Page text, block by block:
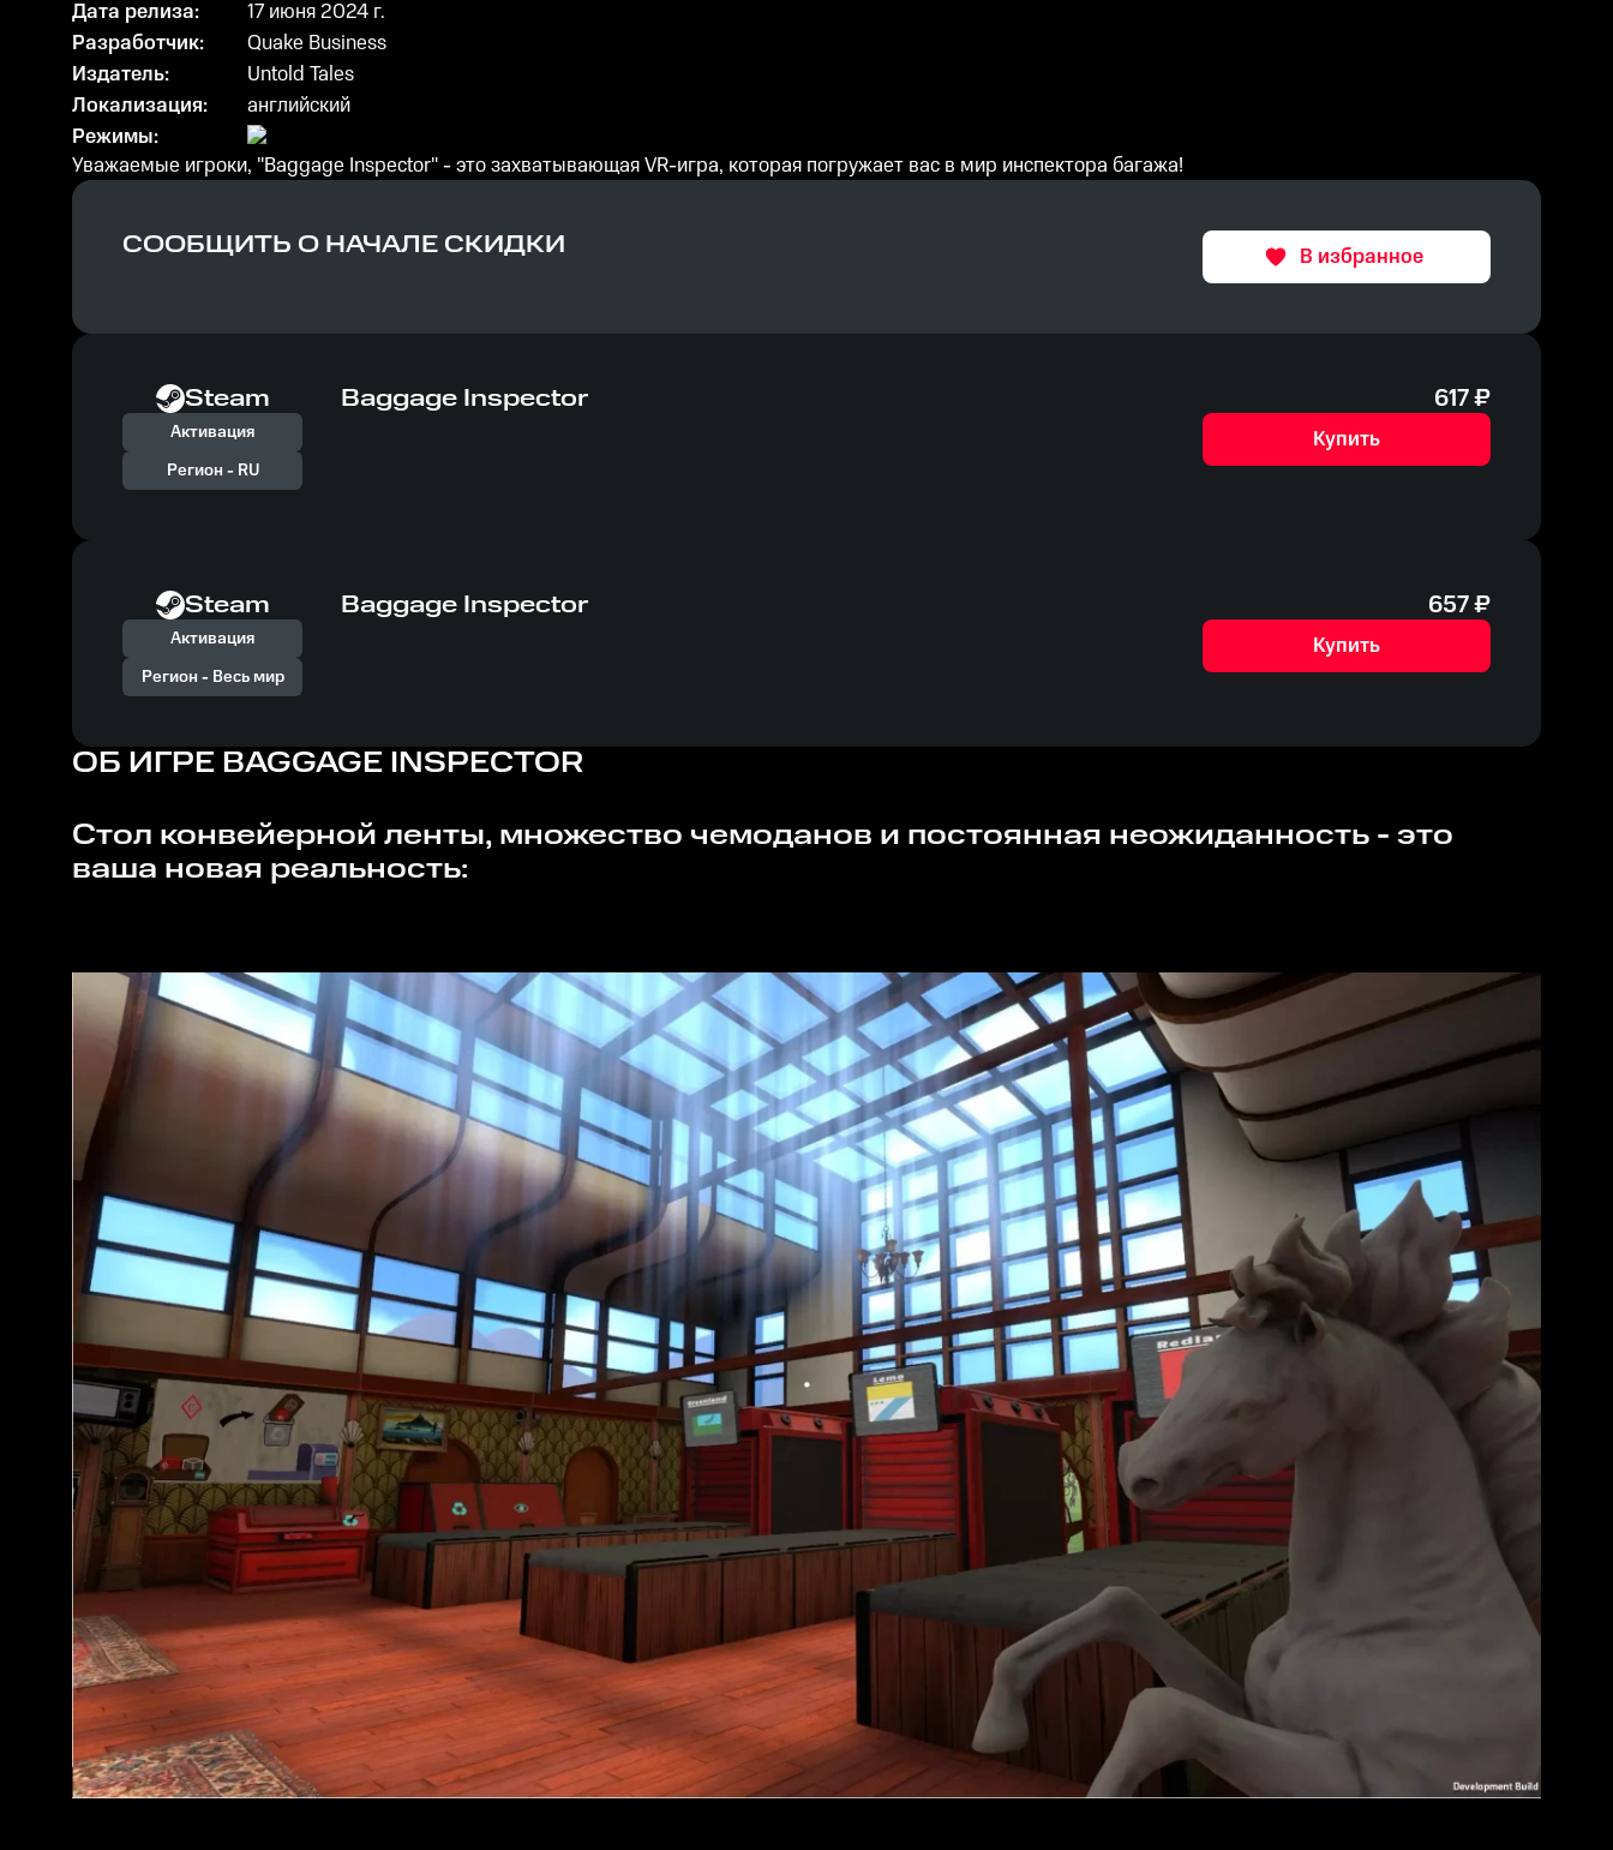
Дата релиза:
17 июня 2024 г.
Разработчик:
Quake Business
Издатель:
Untold Tales
Локализация:
английский
Режимы:
Уважаемые игроки, "Baggage Inspector" - это захватывающая VR-игра, которая погружает вас в мир инспектора багажа!
СООБЩИТЬ О НАЧАЛЕ СКИДКИ В избранное
Steam
Активация
Регион - RU
Baggage Inspector 617₽
Купить
Steam
Активация
Регион - Весь мир
Baggage Inspector 657₽
Купить
ОБ ИГРЕ BAGGAGE INSPECTOR
Стол конвейерной ленты, множество чемоданов и постоянная неожиданность - это
ваша новая реальность: